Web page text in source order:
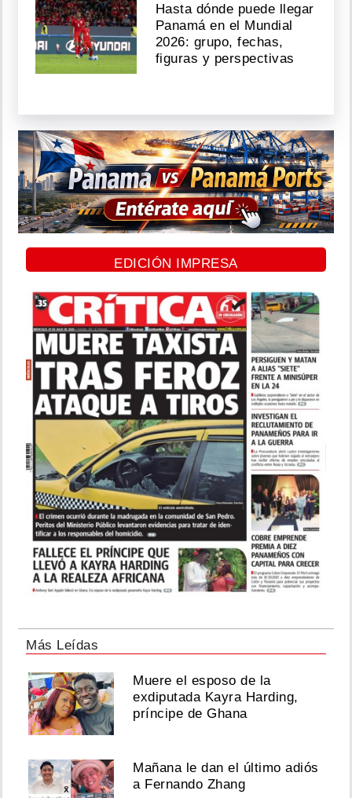
Hasta dónde puede llegar
Panamá en el Mundial
2026: grupo, fechas,
figuras y perspectivas
EDICIÓN IMPRESA
Más Leídas
Muere el esposo de la
exdiputada Kayra Harding,
príncipe de Ghana
Mañana le dan el último adiós
a Fernando Zhang